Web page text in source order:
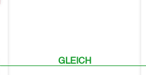
GLEICH